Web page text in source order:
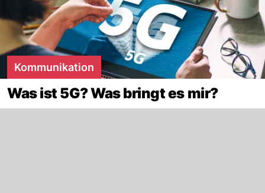
Kommunikation
Was ist 5G? Was bringt es mir?